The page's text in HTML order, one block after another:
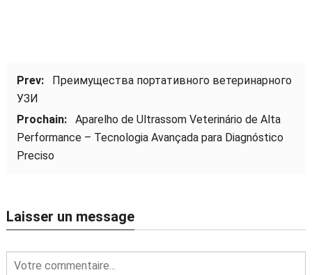
Prev:
Преимущества портативного ветеринарного
УЗИ
Prochain:
Aparelho de Ultrassom Veterinário de Alta
Performance – Tecnologia Avançada para Diagnóstico
Preciso
Laisser un message